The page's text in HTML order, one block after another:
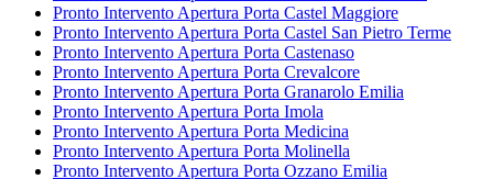
Pronto Intervento Apertura Porta Castel Maggiore
Pronto Intervento Apertura Porta Castel San Pietro Terme
Pronto Intervento Apertura Porta Castenaso
Pronto Intervento Apertura Porta Crevalcore
Pronto Intervento Apertura Porta Granarolo Emilia
Pronto Intervento Apertura Porta Imola
Pronto Intervento Apertura Porta Medicina
Pronto Intervento Apertura Porta Molinella
Pronto Intervento Apertura Porta Ozzano Emilia